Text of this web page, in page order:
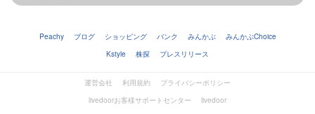
Peachy ブログ ショッピング バンク みんかぶ
みんかぶChoice
Kstyle
株探 プレスリリース
運営会社 利用規約
プライバシーポリシー
livedoorお客様サポートセンター
livedoor